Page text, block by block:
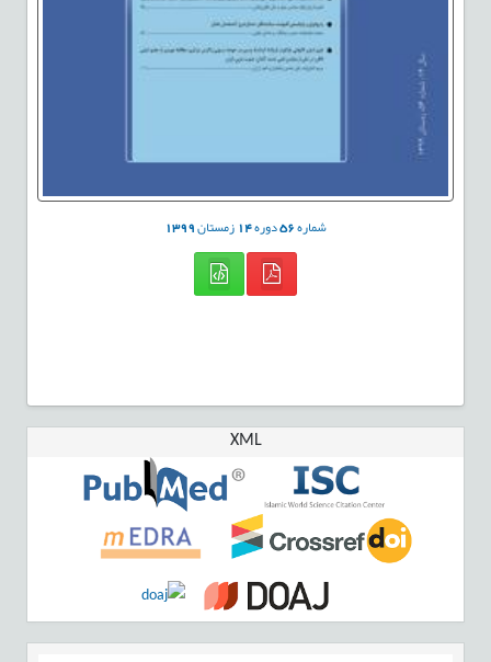
شماره56دوره14زمستان1399
XML